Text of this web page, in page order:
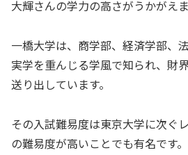
大輝さんの学力の高さがうかがえま
一橋大学は、商学部、経済学部、
実学を重んじる学風で知られ、財
送り出しています。
その入試難易度は東京大学に次ぐ
の難易度が高いことでも有名です。